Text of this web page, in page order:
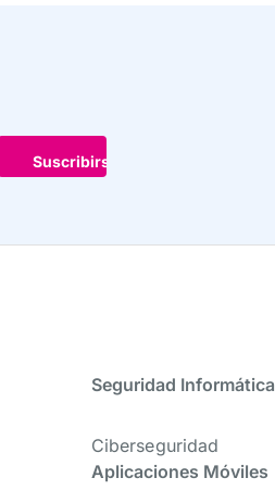
Seguridad Informática
Ciberseguridad
Aplicaciones Móviles